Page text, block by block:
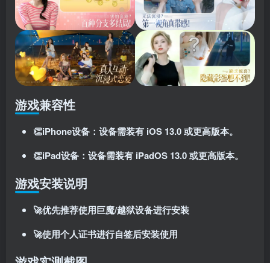
游戏兼容性
👏iPhone设备：设备需装有 iOS 13.0 或更高版本。
👏iPad设备：设备需装有 iPadOS 13.0 或更高版本。
游戏安装说明
🚀优先推荐使用巨魔/越狱设备进行安装
🚀使用个人证书进行自签后安装使用
使用社交账号登录即表示同意用户协议、隐私声明